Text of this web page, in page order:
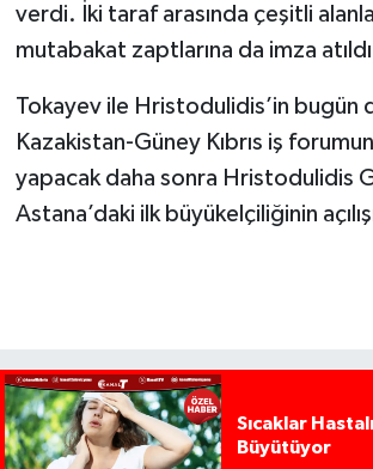
verdi. İki taraf arasında çeşitli
mutabakat zaptlarına da imza
Tokayev ile Hristodulidis’in bugün
Kazakistan-Güney Kıbrıs iş
yapacak daha sonra Hristodulidis
Astana’daki ilk büyükelçiliğinin
Sıcaklar
Büyütüyor